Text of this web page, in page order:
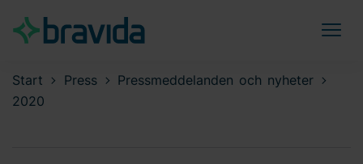
Start Press
Pressmeddelanden och nyheter
2020